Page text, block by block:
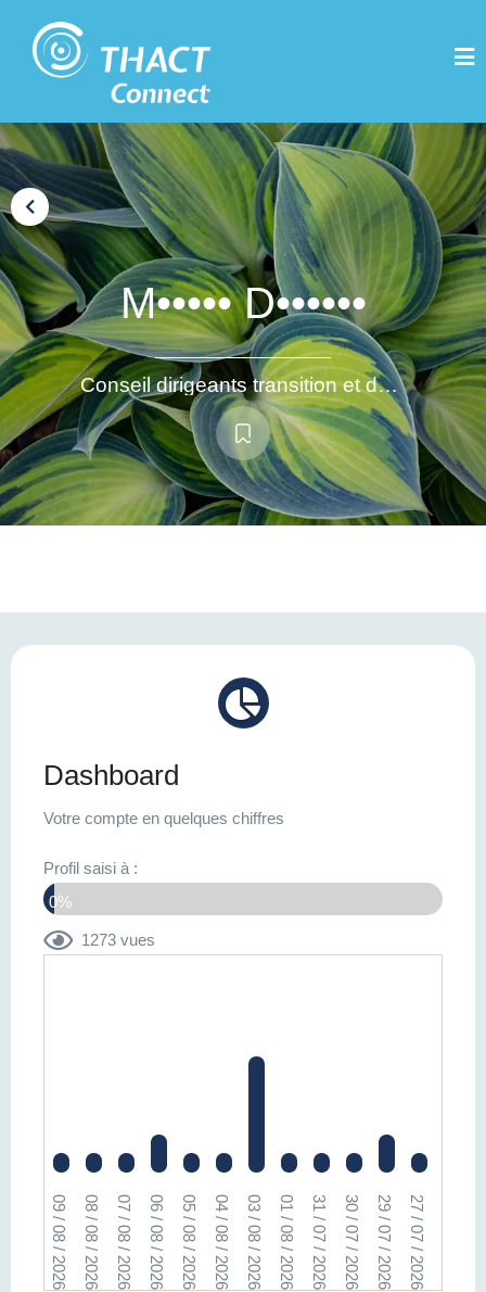
M••••• D••••••
Conseil dirigeants transition et durabilité
Dashboard
Votre compte en quelques chiffres
Profil saisi à :
0%
1273 vues
27 / 07 / 2026
29 / 07 / 2026
30 / 07 / 2026
31 / 07 / 2026
01 / 08 / 2026
03 / 08 / 2026
04 / 08 / 2026
05 / 08 / 2026
06 / 08 / 2026
07 / 08 / 2026
08 / 08 / 2026
09 / 08 / 2026